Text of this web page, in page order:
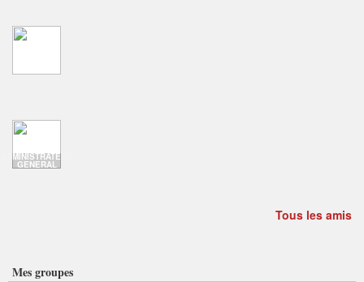
ADMINISTRATEUR
GENERAL
Tous les amis
Mes groupes